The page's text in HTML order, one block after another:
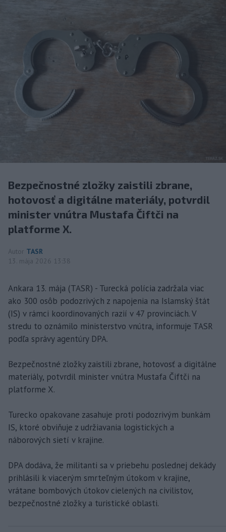
Bezpečnostné zložky zaistili zbrane,
hotovosť a digitálne materiály, potvrdil
minister vnútra Mustafa Čiftči na
platforme X.
Autor TASR
13. mája 2026 13:38
Ankara 13. mája (TASR) - Turecká polícia zadržala viac
ako 300 osôb podozrivých z napojenia na Islamský štát
(IS) v rámci koordinovaných razií v 47 provinciách. V
stredu to oznámilo ministerstvo vnútra, informuje TASR
podľa správy agentúry DPA.
Bezpečnostné zložky zaistili zbrane, hotovosť a digitálne
materiály, potvrdil minister vnútra Mustafa Čiftči na
platforme X.
Turecko opakovane zasahuje proti podozrivým bunkám
IS, ktoré obviňuje z udržiavania logistických a
náborových sietí v krajine.
DPA dodáva, že militanti sa v priebehu poslednej dekády
prihlásili k viacerým smrteľným útokom v krajine,
vrátane bombových útokov cielených na civilistov,
bezpečnostné zložky a turistické oblasti.